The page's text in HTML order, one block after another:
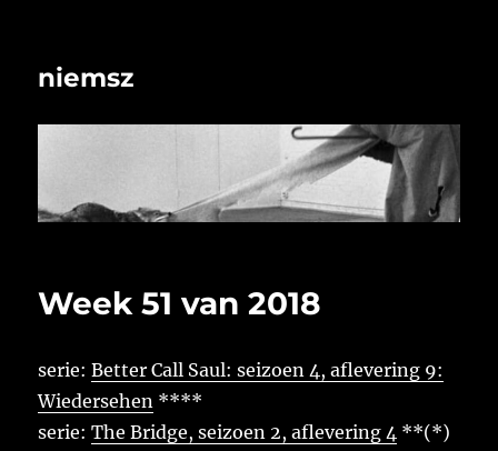
niemsz
Week 51 van 2018
serie:Better Call Saul: seizoen 4, aflevering 9:
Wiedersehen ****
serie:The Bridge, seizoen 2, aflevering 4 **(*)